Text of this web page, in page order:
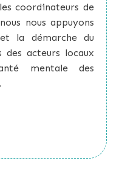
coordinateurs de
nous appuyons
la démarche du
des acteurs locaux
mentale des